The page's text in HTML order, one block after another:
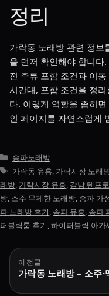
정리
가락동 노래방 관련 정보
을 먼저 확인해야 합니다
전 주류 포함 조건과 이
시간대, 포함 조건을 정
다. 이렇게 역할을 좁히
인 페이지를 자연스럽게
카
테
고
리
송파노래방
태
그
가락동 유흥, 가락시장 노래
래방, 가락시장 유흥, 강남 텐프
방, 소주 무제한 노래방, 송파 가
파 노래방 후기, 송파 유흥, 송파
퍼블릭룸 후기,하이퍼블릭 아가
글
탐
이전글
가락동 노래방 – 소주